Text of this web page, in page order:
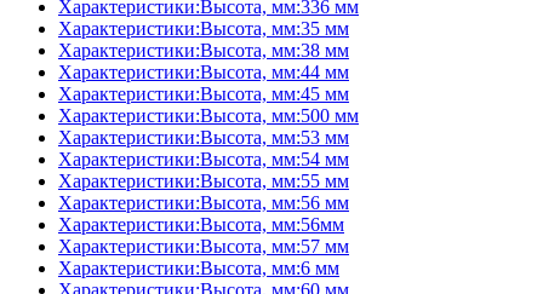
Характеристики:Высота, мм:336 мм
Характеристики:Высота, мм:35 мм
Характеристики:Высота, мм:38 мм
Характеристики:Высота, мм:44 мм
Характеристики:Высота, мм:45 мм
Характеристики:Высота, мм:500 мм
Характеристики:Высота, мм:53 мм
Характеристики:Высота, мм:54 мм
Характеристики:Высота, мм:55 мм
Характеристики:Высота, мм:56 мм
Характеристики:Высота, мм:56мм
Характеристики:Высота, мм:57 мм
Характеристики:Высота, мм:6 мм
Характеристики:Высота, мм:60 мм